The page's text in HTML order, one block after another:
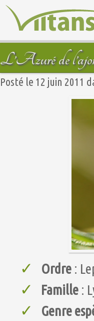
L’Azuré de
Posté le 12 juin 2011
Ordre :
Famille :
Genre